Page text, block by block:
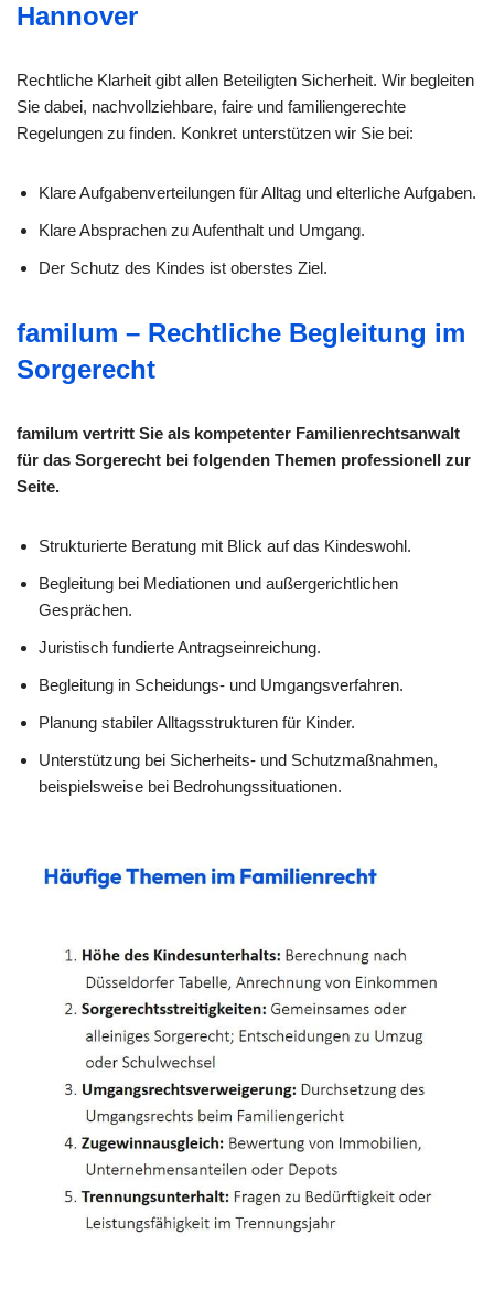
Hannover
Rechtliche Klarheit gibt allen Beteiligten Sicherheit. Wir begleiten
Sie dabei, nachvollziehbare, faire und familiengerechte
Regelungen zu finden. Konkret unterstützen wir Sie bei:
Klare Aufgabenverteilungen für Alltag und elterliche Aufgaben.
Klare Absprachen zu Aufenthalt und Umgang.
Der Schutz des Kindes ist oberstes Ziel.
familum – Rechtliche Begleitung im
Sorgerecht
familum vertritt Sie als kompetenter Familienrechtsanwalt
für das Sorgerecht bei folgenden Themen professionell zur
Seite.
Strukturierte Beratung mit Blick auf das Kindeswohl.
Begleitung bei Mediationen und außergerichtlichen
Gesprächen.
Juristisch fundierte Antragseinreichung.
Begleitung in Scheidungs- und Umgangsverfahren.
Planung stabiler Alltagsstrukturen für Kinder.
Unterstützung bei Sicherheits- und Schutzmaßnahmen,
beispielsweise bei Bedrohungssituationen.